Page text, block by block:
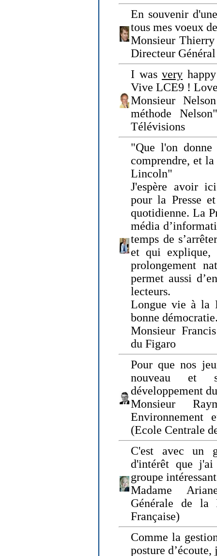
En souvenir
tous mes voeux
Monsieur
Directeur
I was very
Vive LCE9 !
Monsieur
méthode
Télévisions
"Que l'on
comprendre, et
Lincoln"
J'espère avoir
pour la Presse
quotidienne. La
média
temps de
et qui explique,
prolongement
permet aussi
lecteurs.
Longue vie à la
bonne
Monsieur
du Figaro
Pour que nos
nouveau et
développement
Monsieur
Environnement
(Ecole Centrale
C'est avec un
d'intérêt que
groupe
Madame
Générale de la
Française)
Comme la
posture